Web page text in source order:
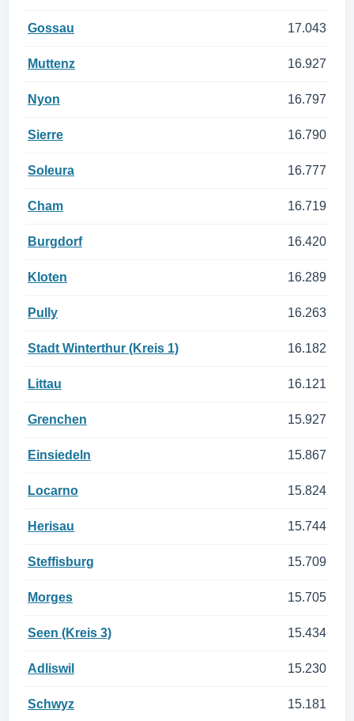
Gossau 17.043
Muttenz 16.927
Nyon 16.797
Sierre 16.790
Soleura 16.777
Cham 16.719
Burgdorf 16.420
Kloten 16.289
Pully 16.263
Stadt Winterthur (Kreis 1) 16.182
Littau 16.121
Grenchen 15.927
Einsiedeln 15.867
Locarno 15.824
Herisau 15.744
Steffisburg 15.709
Morges 15.705
Seen (Kreis 3) 15.434
Adliswil 15.230
Schwyz 15.181